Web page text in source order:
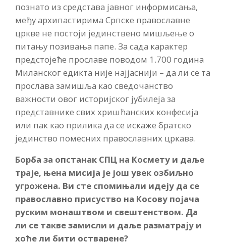
познато из средстава јавног информисања,
међу архипастирима Српске православне
цркве не постоји јединствено мишљење о
питању позивања папе. За сада карактер
предстојеће прославе поводом 1.700 година
Миланског едикта није најјаснији – да ли се та
прослава замишља као сведочанство
важности овог историјског јубилеја за
представнике свих хришћанских конфесија
или пак као прилика да се искаже братско
јединство помесних православних цркава.
Борба за опстанак СПЦ на Космету и даље
траје, њена мисија је још увек озбиљно
угрожена. Ви сте спомињали идеју да се
православно присуство на Косову појача
руским монаштвом и свештенством. Да
ли се такве замисли и даље разматрају и
хоће ли бити остварене?